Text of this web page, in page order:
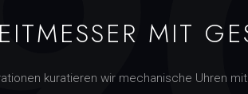
MIT
kuratieren wir mechanische Uhren